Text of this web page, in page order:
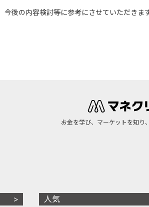
後の内容検討等に参考にさせていただきます
お金を学び、マーケットを知り
人気